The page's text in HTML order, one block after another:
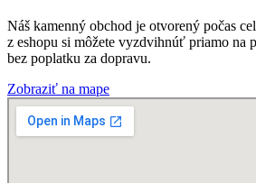
Náš kamenný obchod je otvorený počas
z eshopu si môžete vyzdvihnúť priamo na
bez poplatku za dopravu.
Zobraziť na mape